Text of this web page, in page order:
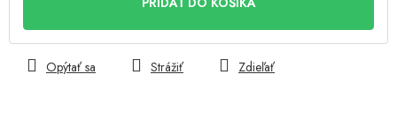
Opýtať sa Strážiť Zdieľať